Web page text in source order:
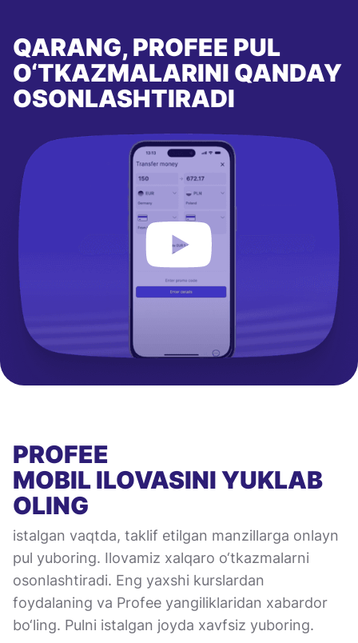
QARANG, PROFEE PUL
O‘TKAZMALARINI QANDAY
OSONLASHTIRADI
PROFEE
MOBIL ILOVASINIYUKLAB
OLING
istalgan vaqtda, taklif etilgan manzillarga onlayn
pul yuboring. Ilovamiz xalqaro o‘tkazmalarni
osonlashtiradi. Eng yaxshi kurslardan
foydalaning va Profee yangiliklaridan xabardor
bo‘ling. Pulni istalgan joyda xavfsiz yuboring.